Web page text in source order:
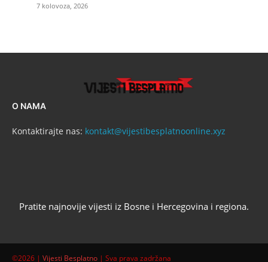
7 kolovoza, 2026
O NAMA
Kontaktirajte nas: kontakt@vijestibesplatnoonline.xyz
Pratite najnovije vijesti iz Bosne i Hercegovina i regiona.
©2026 | Vijesti Besplatno | Sva prava zadržana